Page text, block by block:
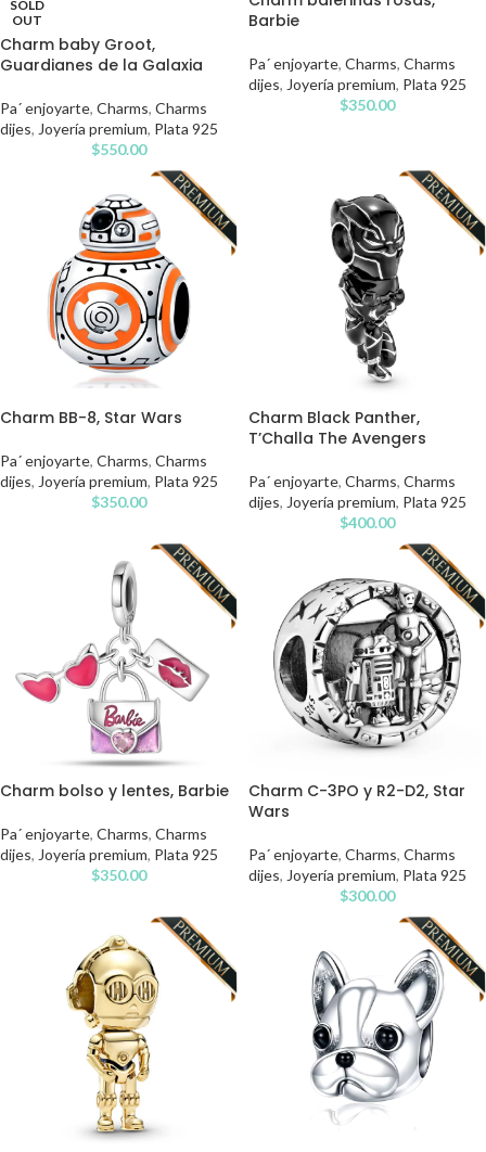
SOLD
OUT
Charm baby Groot,
Guardianes de la Galaxia
Pa´ enjoyarte, Charms, Charms
dijes, Joyería premium, Plata 925
$550.00
Barbie
Pa´ enjoyarte, Charms, Charms
dijes, Joyería premium, Plata 925
$350.00
Charm BB-8, Star Wars
Pa´ enjoyarte, Charms, Charms
dijes, Joyería premium, Plata 925
$350.00
Charm Black Panther,
T’Challa The Avengers
Pa´ enjoyarte, Charms, Charms
dijes, Joyería premium, Plata 925
$400.00
Charm bolso y lentes, Barbie
Pa´ enjoyarte, Charms, Charms
dijes, Joyería premium, Plata 925
$350.00
Charm C-3PO y R2-D2, Star
Wars
Pa´ enjoyarte, Charms, Charms
dijes, Joyería premium, Plata 925
$300.00